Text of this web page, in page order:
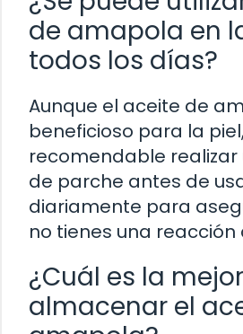
de amapola en
todos los días?
Aunque el aceite de
beneficioso para la
recomendable realizar
de parche antes de
diariamente para
no tienes una reacción
¿Cuál es la
almacenar el